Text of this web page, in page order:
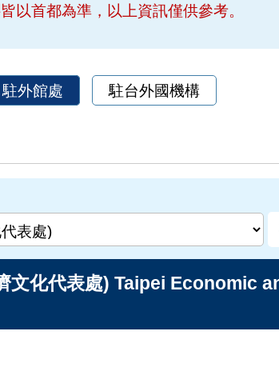
以首都為準，以上資訊僅供參考。
駐外館處 駐台外國機構
文化代表處) Taipei Economic